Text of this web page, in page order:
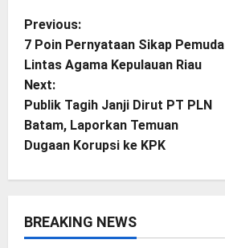
P
o
s
t
v
Previous:
7 Poin Pernyataan Sikap Pemuda
Lintas Agama Kepulauan Riau
Next:
Publik Tagih Janji Dirut PT PLN
Batam, Laporkan Temuan
Dugaan Korupsi ke KPK
BREAKING NEWS